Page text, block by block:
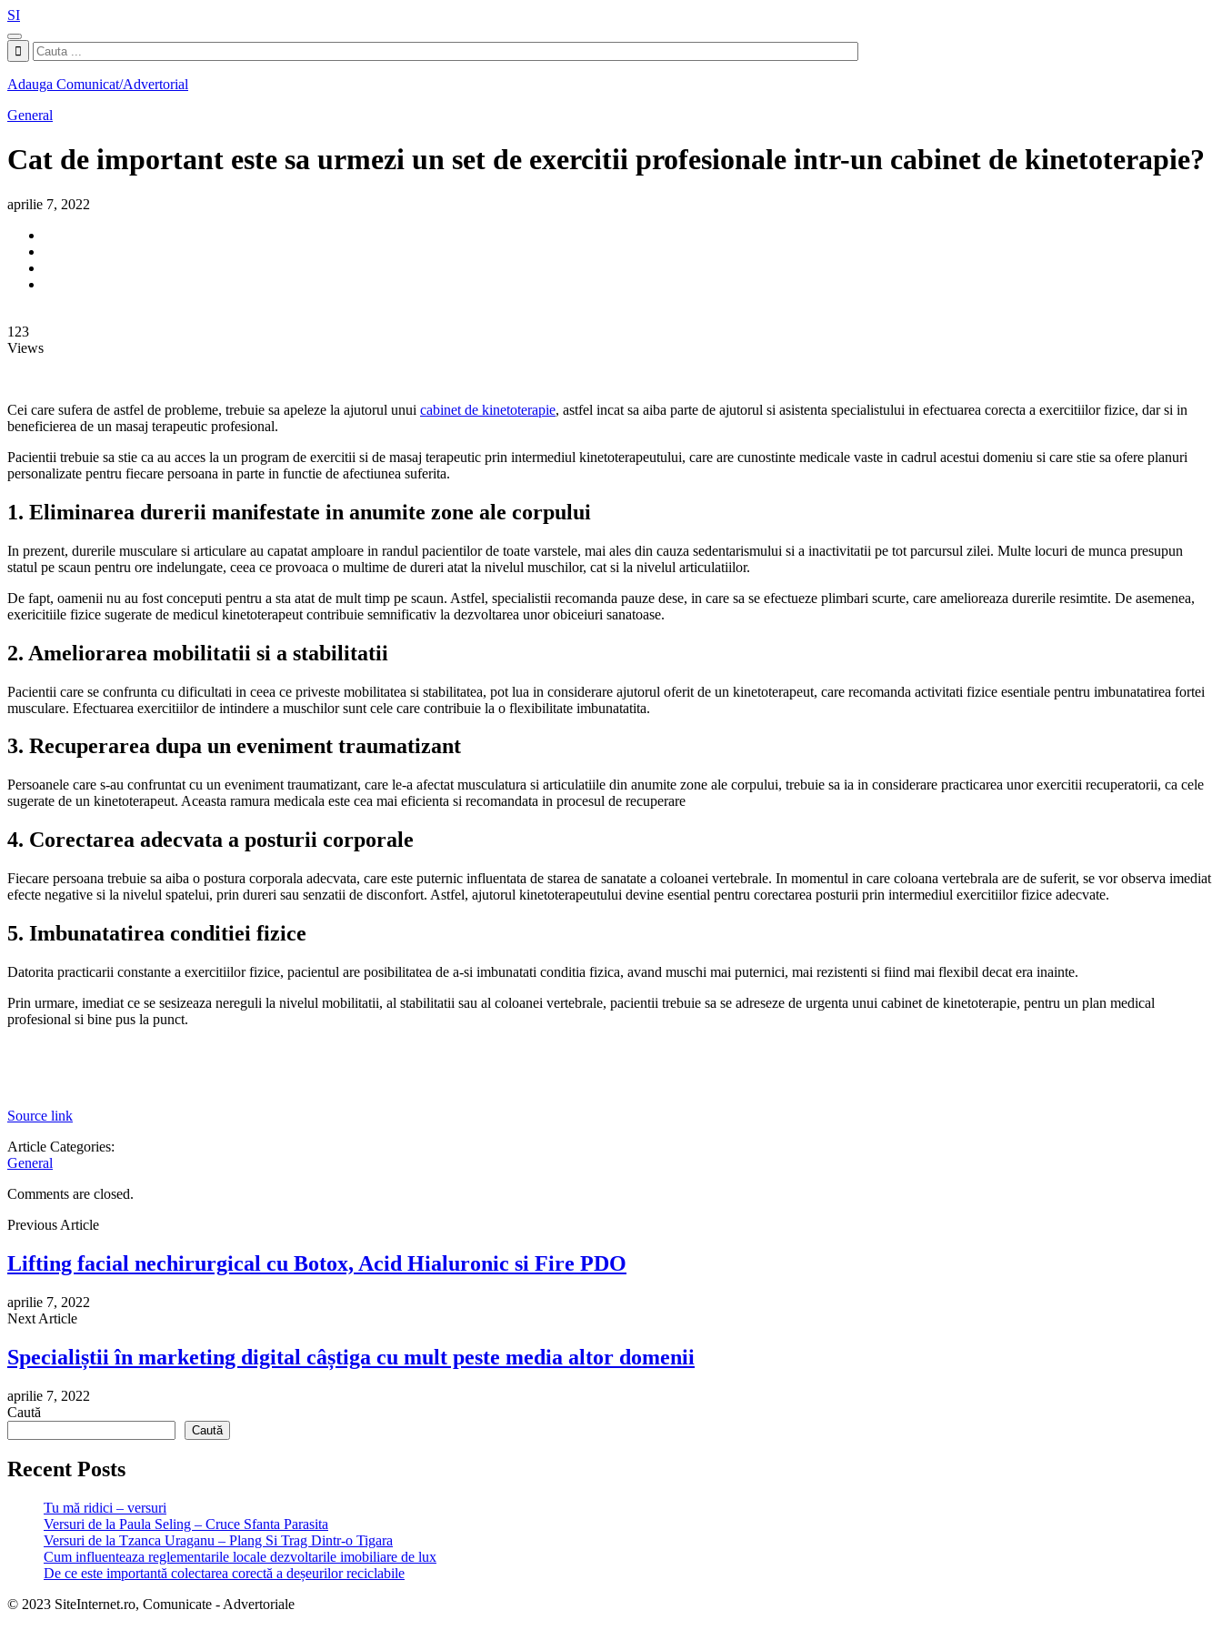
SI
Adauga Comunicat/Advertorial
General
Cat de important este sa urmezi un set de exercitii profesionale intr-un cabinet de kinetoterapie?
aprilie 7, 2022
123
Views
Cei care sufera de astfel de probleme, trebuie sa apeleze la ajutorul unui cabinet de kinetoterapie, astfel incat sa aiba parte de ajutorul si asistenta specialistului in efectuarea corecta a exercitiilor fizice, dar si in
beneficierea de un masaj terapeutic profesional.
Pacientii trebuie sa stie ca au acces la un program de exercitii si de masaj terapeutic prin intermediul kinetoterapeutului, care are cunostinte medicale vaste in cadrul acestui domeniu si care stie sa ofere planuri
personalizate pentru fiecare persoana in parte in functie de afectiunea suferita.
1. Eliminarea durerii manifestate in anumite zone ale corpului
In prezent, durerile musculare si articulare au capatat amploare in randul pacientilor de toate varstele, mai ales din cauza sedentarismului si a inactivitatii pe tot parcursul zilei. Multe locuri de munca presupun
statul pe scaun pentru ore indelungate, ceea ce provoaca o multime de dureri atat la nivelul muschilor, cat si la nivelul articulatiilor.
De fapt, oamenii nu au fost conceputi pentru a sta atat de mult timp pe scaun. Astfel, specialistii recomanda pauze dese, in care sa se efectueze plimbari scurte, care amelioreaza durerile resimtite. De asemenea,
exericitiile fizice sugerate de medicul kinetoterapeut contribuie semnificativ la dezvoltarea unor obiceiuri sanatoase.
2. Ameliorarea mobilitatii si a stabilitatii
Pacientii care se confrunta cu dificultati in ceea ce priveste mobilitatea si stabilitatea, pot lua in considerare ajutorul oferit de un kinetoterapeut, care recomanda activitati fizice esentiale pentru imbunatatirea fortei
musculare. Efectuarea exercitiilor de intindere a muschilor sunt cele care contribuie la o flexibilitate imbunatatita.
3. Recuperarea dupa un eveniment traumatizant
Persoanele care s-au confruntat cu un eveniment traumatizant, care le-a afectat musculatura si articulatiile din anumite zone ale corpului, trebuie sa ia in considerare practicarea unor exercitii recuperatorii, ca cele
sugerate de un kinetoterapeut. Aceasta ramura medicala este cea mai eficienta si recomandata in procesul de recuperare
4. Corectarea adecvata a posturii corporale
Fiecare persoana trebuie sa aiba o postura corporala adecvata, care este puternic influentata de starea de sanatate a coloanei vertebrale. In momentul in care coloana vertebrala are de suferit, se vor observa imediat
efecte negative si la nivelul spatelui, prin dureri sau senzatii de disconfort. Astfel, ajutorul kinetoterapeutului devine esential pentru corectarea posturii prin intermediul exercitiilor fizice adecvate.
5. Imbunatatirea conditiei fizice
Datorita practicarii constante a exercitiilor fizice, pacientul are posibilitatea de a-si imbunatati conditia fizica, avand muschi mai puternici, mai rezistenti si fiind mai flexibil decat era inainte.
Prin urmare, imediat ce se sesizeaza nereguli la nivelul mobilitatii, al stabilitatii sau al coloanei vertebrale, pacientii trebuie sa se adreseze de urgenta unui cabinet de kinetoterapie, pentru un plan medical
profesional si bine pus la punct.
Source link
Article Categories:
General
Comments are closed.
Previous Article
Lifting facial nechirurgical cu Botox, Acid Hialuronic si Fire PDO
aprilie 7, 2022
Next Article
Specialiștii în marketing digital câștiga cu mult peste media altor domenii
aprilie 7, 2022
Caută
Caută
Recent Posts
Tu mă ridici – versuri
Versuri de la Paula Seling – Cruce Sfanta Parasita
Versuri de la Tzanca Uraganu – Plang Si Trag Dintr-o Tigara
Cum influenteaza reglementarile locale dezvoltarile imobiliare de lux
De ce este importantă colectarea corectă a deșeurilor reciclabile
© 2023 SiteInternet.ro, Comunicate - Advertoriale